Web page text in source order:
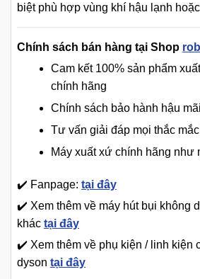
biệt phù hợp vùng khí hậu lạnh
Chính sách bán hàng tại Shop
Cam kết 100% sản phẩm
chính hãng
Chính sách bảo hành hậu
Tư vấn giải đáp mọi thắc mắc
Máy xuất xứ chính hãng như
✔️ Fanpage: tại đây
✔️ Xem thêm về máy hút bụi không
khác tại đây
✔️ Xem thêm về phụ kiện / linh kiện
dyson tại đây